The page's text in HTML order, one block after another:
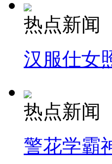
热点新闻
汉服仕女
热点新闻
警花学霸